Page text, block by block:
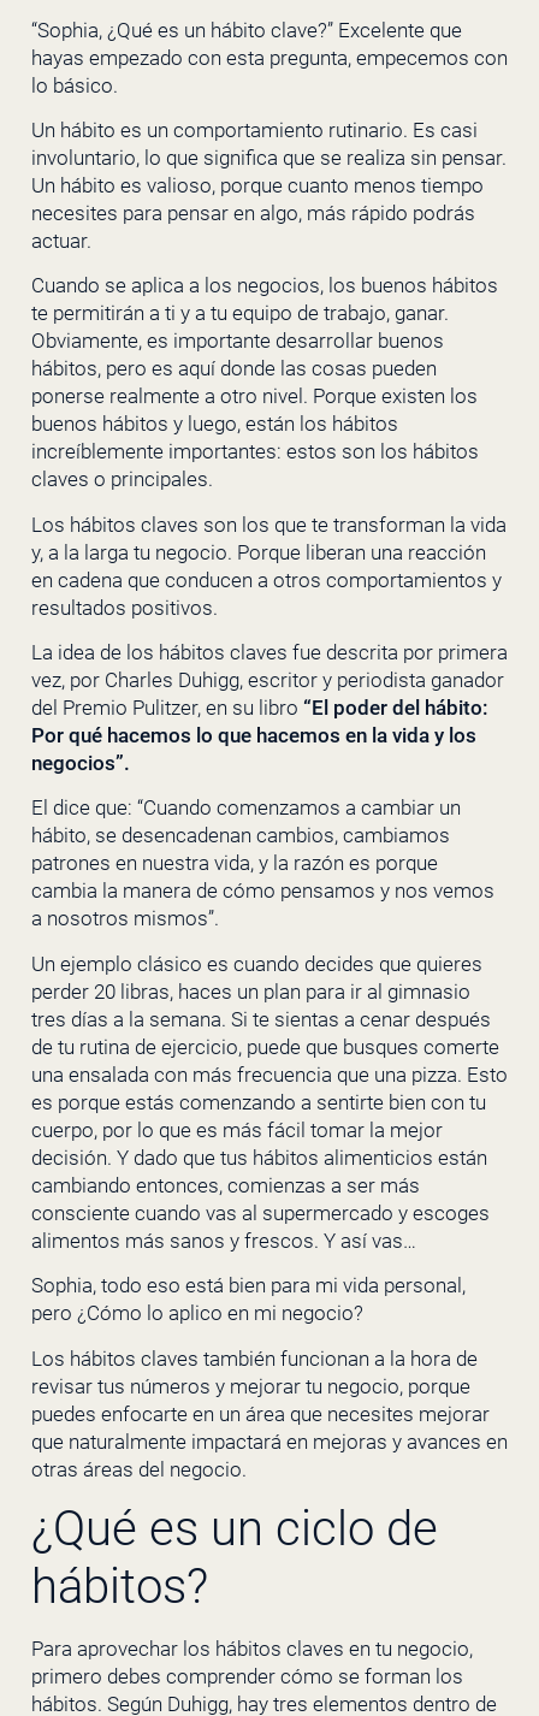
“Sophia, ¿Qué es un hábito clave?” Excelente que
hayas empezado con esta pregunta, empecemos con
lo básico.
Un hábito es un comportamiento rutinario. Es casi
involuntario, lo que significa que se realiza sin pensar.
Un hábito es valioso, porque cuanto menos tiempo
necesites para pensar en algo, más rápido podrás
actuar.
Cuando se aplica a los negocios, los buenos hábitos
te permitirán a ti y a tu equipo de trabajo, ganar.
Obviamente, es importante desarrollar buenos
hábitos, pero es aquí donde las cosas pueden
ponerse realmente a otro nivel. Porque existen los
buenos hábitos y luego, están los hábitos
increíblemente importantes: estos son los hábitos
claves o principales.
Los hábitos claves son los que te transforman la vida
y, a la larga tu negocio. Porque liberan una reacción
en cadena que conducen a otros comportamientos y
resultados positivos.
La idea de los hábitos claves fue descrita por primera
vez, por Charles Duhigg, escritor y periodista ganador
del Premio Pulitzer, en su libro “El poder del hábito:
Por qué hacemos lo que hacemos en la vida y los
negocios”.
El dice que: “Cuando comenzamos a cambiar un
hábito, se desencadenan cambios, cambiamos
patrones en nuestra vida, y la razón es porque
cambia la manera de cómo pensamos y nos vemos
a nosotros mismos”.
Un ejemplo clásico es cuando decides que quieres
perder 20 libras, haces un plan para ir al gimnasio
tres días a la semana. Si te sientas a cenar después
de tu rutina de ejercicio, puede que busques comerte
una ensalada con más frecuencia que una pizza. Esto
es porque estás comenzando a sentirte bien con tu
cuerpo, por lo que es más fácil tomar la mejor
decisión. Y dado que tus hábitos alimenticios están
cambiando entonces, comienzas a ser más
consciente cuando vas al supermercado y escoges
alimentos más sanos y frescos. Y así vas…
Sophia, todo eso está bien para mi vida personal,
pero ¿Cómo lo aplico en mi negocio?
Los hábitos claves también funcionan a la hora de
revisar tus números y mejorar tu negocio, porque
puedes enfocarte en un área que necesites mejorar
que naturalmente impactará en mejoras y avances en
otras áreas del negocio.
¿Qué es un ciclo de
hábitos?
Para aprovechar los hábitos claves en tu negocio,
primero debes comprender cómo se forman los
hábitos. Según Duhigg, hay tres elementos dentro de